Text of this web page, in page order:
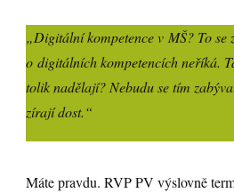
„Digitální kompetence v MŠ? To
o digitálních kompetencích neříká.
tolik nadělají? Nebudu se tím
zírají dost.“
Máte pravdu. RVP PV výslovně